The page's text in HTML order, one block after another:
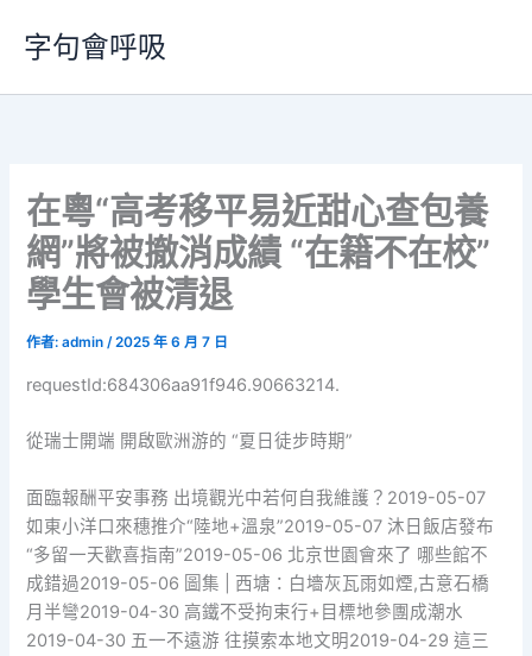
要
字句會呼吸
在粵“高考移平易近甜心查包養
網”將被撤消成績 “在籍不在校”
學生會被清退
作者:admin/2025 年 6 月 7 日
requestId:684306aa91f946.90663214.
從瑞士開端 開啟歐洲游的 “夏日徒步時期”
面臨報酬平安事務 出境觀光中若何自我維護？2019-05-07
如東小洋口來穗推介“陸地+溫泉”2019-05-07 沐日飯店發布
“多留一天歡喜指南”2019-05-06 北京世園會來了 哪些館不
成錯過2019-05-06 圖集 | 西塘：白墻灰瓦雨如煙,古意石橋
月半彎2019-04-30 高鐵不受拘束行+目標地參團成潮水
2019-04-30 五一不遠游 往摸索本地文明2019-04-29 這三